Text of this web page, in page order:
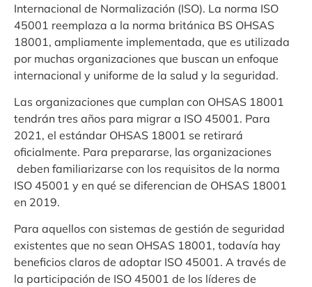
Internacional de Normalización (ISO). La norma ISO
45001 reemplaza a la norma británica BS OHSAS
18001, ampliamente implementada, que es utilizada
por muchas organizaciones que buscan un enfoque
internacional y uniforme de la salud y la seguridad.
Las organizaciones que cumplan con OHSAS 18001
tendrán tres años para migrar a ISO 45001. Para
2021, el estándar OHSAS 18001 se retirará
oficialmente. Para prepararse, las organizaciones
deben familiarizarse con los requisitos de la norma
ISO 45001 y en qué se diferencian de OHSAS 18001
en 2019.
Para aquellos con sistemas de gestión de seguridad
existentes que no sean OHSAS 18001, todavía hay
beneficios claros de adoptar ISO 45001. A través de
la participación de ISO 45001 de los líderes de